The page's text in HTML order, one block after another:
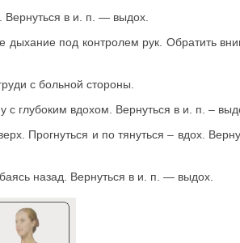
Вернуться в и. п. — выдох.
под контролем рук. Обратить
с больной стороны.
с глубоким вдохом. Вернуться в и. п. –
Прогнуться и по тянуться – вдох.
назад. Вернуться в и. п. — выдох.